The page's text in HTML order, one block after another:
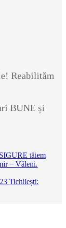
Reabilităm
BUNE și
tăiem
– Văleni.
Tichilești: